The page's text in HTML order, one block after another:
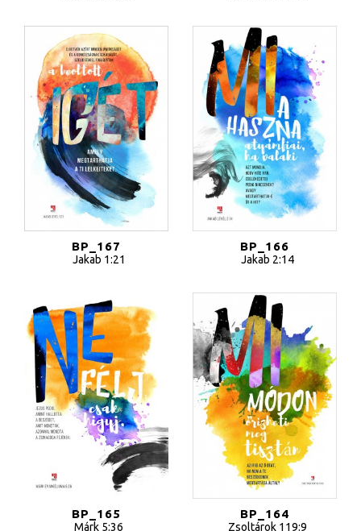
BP_167
Jakab 1:21
BP_166
Jakab 2:14
BP_165
Márk 5:36
BP_164
Zsoltárok 119:9